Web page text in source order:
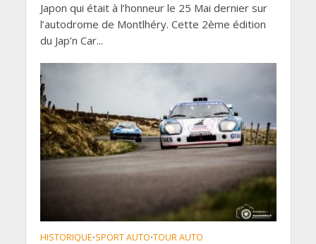
Japon qui était à l’honneur le 25 Mai dernier sur
l’autodrome de Montlhéry. Cette 2ème édition
du Jap’n Car...
HISTORIQUE•SPORT AUTO•TOUR AUTO